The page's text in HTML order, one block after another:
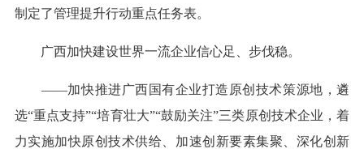
制定了管理提升行动重点任务表。
广西加快建设世界一流企业信心足、步伐稳。
——加快推进广西国有企业打造原创技术策源地，遴
选“重点支持”“培育壮大”“鼓励关注”三类原创技术企业，着
力实施加快原创技术供给、加速创新要素集聚、深化创新